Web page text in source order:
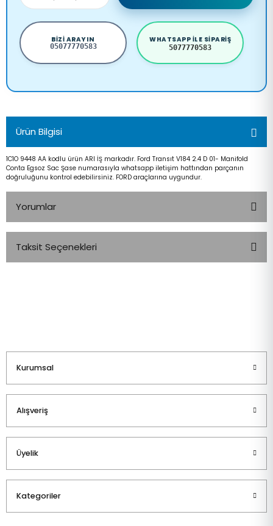
BIZI ARAYIN
05077770583
WHATSAPP ILE SIPARIŞ
5077770583
Ürün Bilgisi
1C1O 9448 AA kodlu ürün ARI İŞ markadır. Ford Transıt V184 2.4 D 01- Manifold
Conta Egsoz Sac Şase numarasıyla whatsapp iletişim hattından parçanın
doğruluğunu kontrol edebilirsiniz. FORD araçlarına uygundur.
Yorumlar
Taksit Seçenekleri
Kurumsal
Alışveriş
Üyelik
Kategoriler